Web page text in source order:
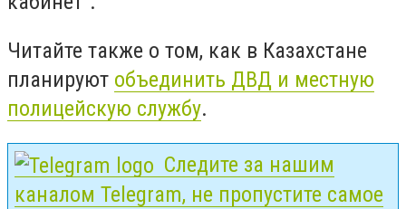
Читайте также о том, как в Казахстане
планируют объединить ДВД и местную
полицейскую службу.
Следите за нашим
каналом Telegram, не пропустите самое